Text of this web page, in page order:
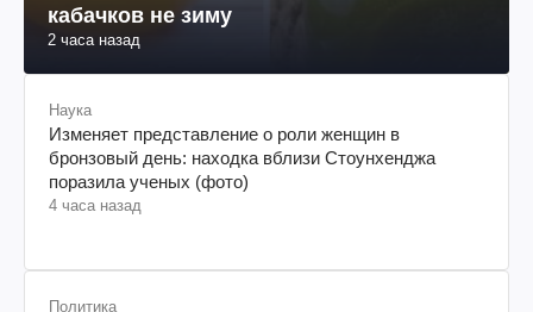
кабачков не зиму
2 часа назад
Наука
Изменяет представление о роли женщин в
бронзовый день: находка вблизи Стоунхенджа
поразила ученых (фото)
4 часа назад
Политика